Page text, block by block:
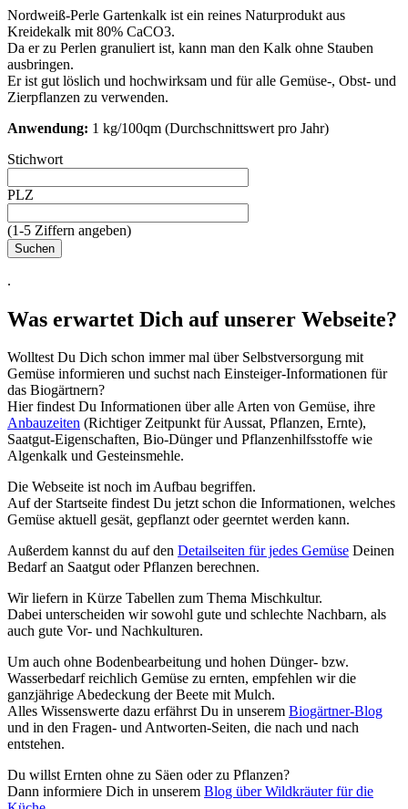
Nordweiß-Perle Gartenkalk ist ein reines Naturprodukt aus
Kreidekalk mit 80% CaCO3.
Da er zu Perlen granuliert ist, kann man den Kalk ohne Stauben
ausbringen.
Er ist gut löslich und hochwirksam und für alle Gemüse-, Obst- und
Zierpflanzen zu verwenden.
Anwendung: 1 kg/100qm (Durchschnittswert pro Jahr)
Stichwort
PLZ
(1-5 Ziffern angeben)
.
Was erwartet Dich auf unserer Webseite?
Wolltest Du Dich schon immer mal über Selbstversorgung mit
Gemüse informieren und suchst nach Einsteiger-Informationen für
das Biogärtnern?
Hier findest Du Informationen über alle Arten von Gemüse, ihre
Anbauzeiten (Richtiger Zeitpunkt für Aussat, Pflanzen, Ernte),
Saatgut-Eigenschaften, Bio-Dünger und Pflanzenhilfsstoffe wie
Algenkalk und Gesteinsmehle.
Die Webseite ist noch im Aufbau begriffen.
Auf der Startseite findest Du jetzt schon die Informationen, welches
Gemüse aktuell gesät, gepflanzt oder geerntet werden kann.
Außerdem kannst du auf den Detailseiten für jedes Gemüse Deinen
Bedarf an Saatgut oder Pflanzen berechnen.
Wir liefern in Kürze Tabellen zum Thema Mischkultur.
Dabei unterscheiden wir sowohl gute und schlechte Nachbarn, als
auch gute Vor- und Nachkulturen.
Um auch ohne Bodenbearbeitung und hohen Dünger- bzw.
Wasserbedarf reichlich Gemüse zu ernten, empfehlen wir die
ganzjährige Abedeckung der Beete mit Mulch.
Alles Wissenswerte dazu erfährst Du in unserem Biogärtner-Blog
und in den Fragen- und Antworten-Seiten, die nach und nach
entstehen.
Du willst Ernten ohne zu Säen oder zu Pflanzen?
Dann informiere Dich in unserem Blog über Wildkräuter für die